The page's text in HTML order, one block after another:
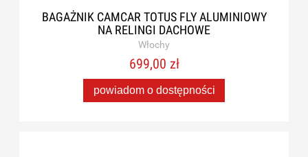
BAGAŻNIK CAMCAR TOTUS FLY ALUMINIOWY
NA RELINGI DACHOWE
Włochy
699,00 zł
powiadom o dostępności